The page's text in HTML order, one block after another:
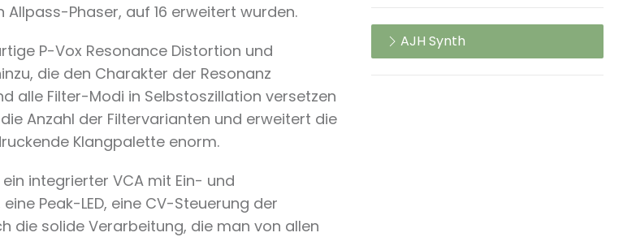
Allpass-Phaser, auf 16 erweitert wurden.
P-Vox Resonance Distortion und
die den Charakter der Resonanz
alle Filter-Modi in Selbstoszillation versetzen
Anzahl der Filtervarianten und erweitert die
Klangpalette enorm.
integrierter VCA mit Ein- und
Peak-LED, eine CV-Steuerung der
die solide Verarbeitung, die man von allen
AJH Synth